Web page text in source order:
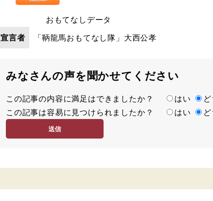
おもてなしデータ
宣言者
「鞆龍馬おもてなし隊」大西公孝
みなさんの声を聞かせてください
満
足
この記事の内容に満足はできましたか？ はい
容
度
この記事は容易に見つけられましたか？ はい